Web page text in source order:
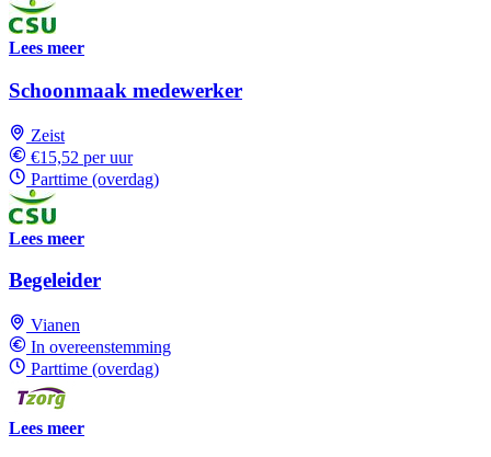
Lees meer
Schoonmaak medewerker
Zeist
€15,52 per uur
Parttime (overdag)
Lees meer
Begeleider
Vianen
In overeenstemming
Parttime (overdag)
Lees meer